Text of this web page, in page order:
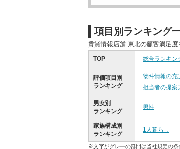
項目別ランキング
賃貸情報店舗 東北の顧客満足度
TOP 総合ランキン
評価項目別
ランキング
物件情報の充
担当者の提案
男女別
ランキング
男性
家族構成別
ランキング
1人暮らし
※文字がグレーの部門は当社規定の条